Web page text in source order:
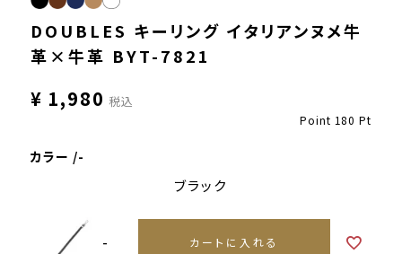
DOUBLES キーリング イタリアンヌメ牛
革×牛革 BYT-7821
¥ 1,980 税込
Point 180 Pt
カラー -
ブラック
- カートに入れる